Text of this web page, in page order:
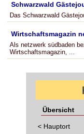
Schwarzwald
Das Schwarzwald
Wirtschaftsmagazin
Als netzwerk südbaden
Wirtschaftsmagazin, ...
Übersicht
< Hauptort